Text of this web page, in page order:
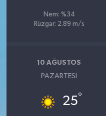
Nem: %34
Rüzgar: 2.89 m/s
10 AĞUSTOS
PAZARTESI
25°